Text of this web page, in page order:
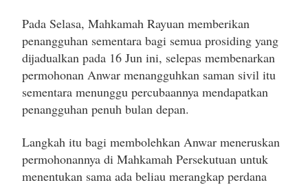
Pada Selasa, Mahkamah Rayuan memberikan
penangguhan sementara bagi semua prosiding yang
dijadualkan pada 16 Jun ini, selepas membenarkan
permohonan Anwar menangguhkan saman sivil itu
sementara menunggu percubaannya mendapatkan
penangguhan penuh bulan depan.
Langkah itu bagi membolehkan Anwar meneruskan
permohonannya di Mahkamah Persekutuan untuk
menentukan sama ada beliau merangkap perdana